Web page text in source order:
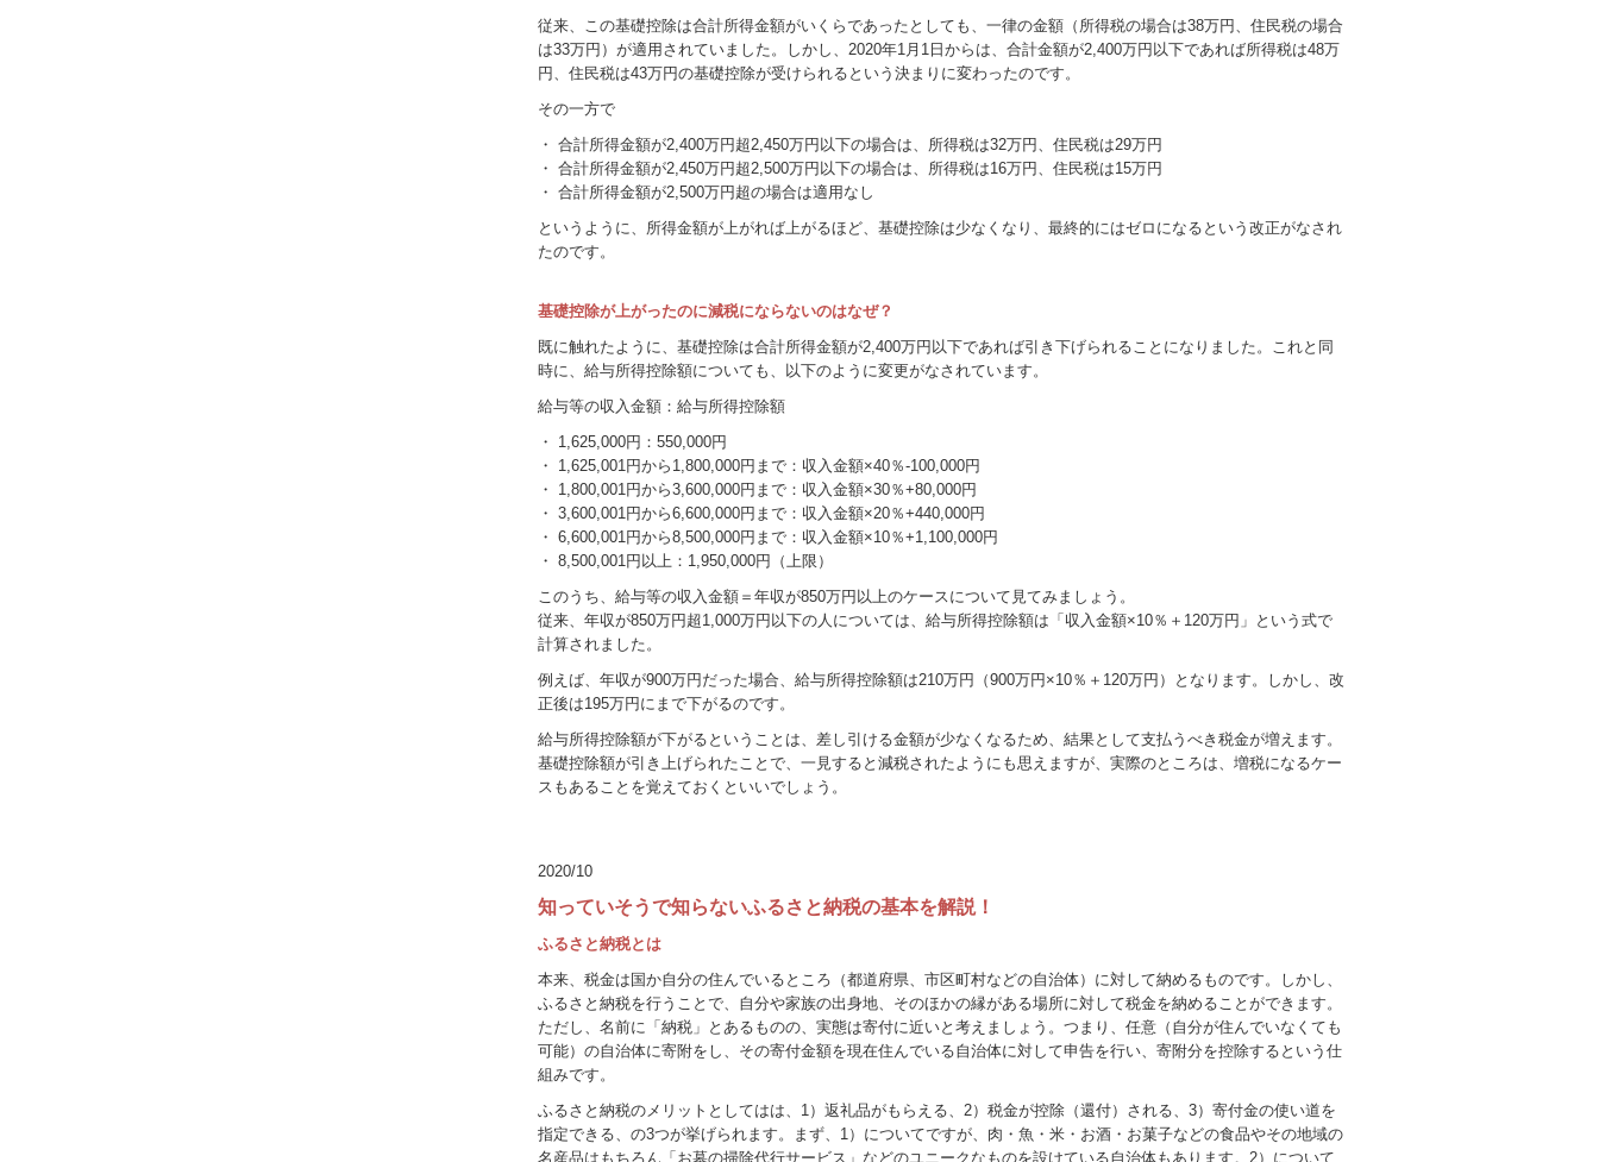
従来、この基礎控除は合計所得金額がいくらであったとしても、一律の金額（所得税の場合は38万円、住民税の場合
は33万円）が適用されていました。しかし、2020年1月1日からは、合計金額が2,400万円以下であれば所得税は48万
円、住民税は43万円の基礎控除が受けられるという決まりに変わったのです。
その一方で
・ 合計所得金額が2,400万円超2,450万円以下の場合は、所得税は32万円、住民税は29万円
・ 合計所得金額が2,450万円超2,500万円以下の場合は、所得税は16万円、住民税は15万円
・ 合計所得金額が2,500万円超の場合は適用なし
というように、所得金額が上がれば上がるほど、基礎控除は少なくなり、最終的にはゼロになるという改正がなされ
たのです。
基礎控除が上がったのに減税にならないのはなぜ？
既に触れたように、基礎控除は合計所得金額が2,400万円以下であれば引き下げられることになりました。これと同
時に、給与所得控除額についても、以下のように変更がなされています。
給与等の収入金額：給与所得控除額
・ 1,625,000円：550,000円
・ 1,625,001円から1,800,000円まで：収入金額×40％-100,000円
・ 1,800,001円から3,600,000円まで：収入金額×30％+80,000円
・ 3,600,001円から6,600,000円まで：収入金額×20％+440,000円
・ 6,600,001円から8,500,000円まで：収入金額×10％+1,100,000円
・ 8,500,001円以上：1,950,000円（上限）
このうち、給与等の収入金額＝年収が850万円以上のケースについて見てみましょう。
従来、年収が850万円超1,000万円以下の人については、給与所得控除額は「収入金額×10％＋120万円」という式で
計算されました。
例えば、年収が900万円だった場合、給与所得控除額は210万円（900万円×10％＋120万円）となります。しかし、改
正後は195万円にまで下がるのです。
給与所得控除額が下がるということは、差し引ける金額が少なくなるため、結果として支払うべき税金が増えます。
基礎控除額が引き上げられたことで、一見すると減税されたようにも思えますが、実際のところは、増税になるケー
スもあることを覚えておくといいでしょう。
2020/10
知っていそうで知らないふるさと納税の基本を解説！
ふるさと納税とは
本来、税金は国か自分の住んでいるところ（都道府県、市区町村などの自治体）に対して納めるものです。しかし、
ふるさと納税を行うことで、自分や家族の出身地、そのほかの縁がある場所に対して税金を納めることができます。
ただし、名前に「納税」とあるものの、実態は寄付に近いと考えましょう。つまり、任意（自分が住んでいなくても
可能）の自治体に寄附をし、その寄付金額を現在住んでいる自治体に対して申告を行い、寄附分を控除するという仕
組みです。
ふるさと納税のメリットとしてはは、1）返礼品がもらえる、2）税金が控除（還付）される、3）寄付金の使い道を
指定できる、の3つが挙げられます。まず、1）についてですが、肉・魚・米・お酒・お菓子などの食品やその地域の
名産品はもちろん「お墓の掃除代行サービス」などのユニークなものを設けている自治体もあります。2）について